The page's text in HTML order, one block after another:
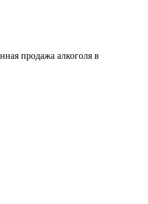
продажа алкоголя в